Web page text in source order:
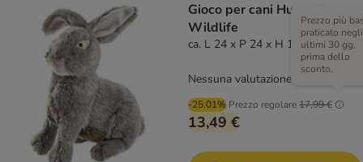
Gioco per cani Hunter Lepre
Wildlife
ca. L 24 x P 24 x H 12 cm
-25.01% Prezzo regolare17,99 €
Prezzo più
praticato negli
ultimi 30 gg,
prima dello
sconto.
13,49 €
Nessuna valutazione